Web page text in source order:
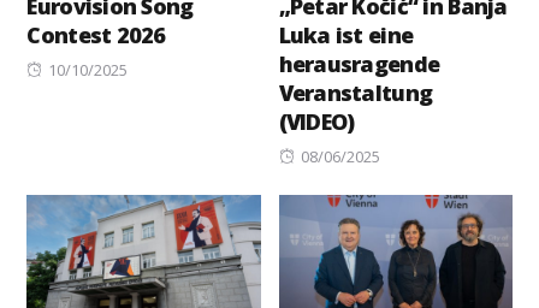
Eurovision Song
Contest 2026
Posted
10/10/2025
„Petar Kočić“ in Banja
Luka ist eine
herausragende
Veranstaltung
(VIDEO)
Posted
08/06/2025